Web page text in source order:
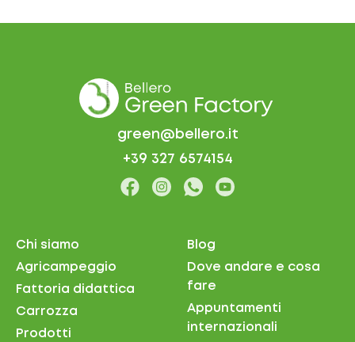
green@bellero.it
+39 327 6574154
Chi siamo
Agricampeggio
Fattoria didattica
Carrozza
Prodotti
Blog
Dove andare e cosa
fare
Appuntamenti
internazionali